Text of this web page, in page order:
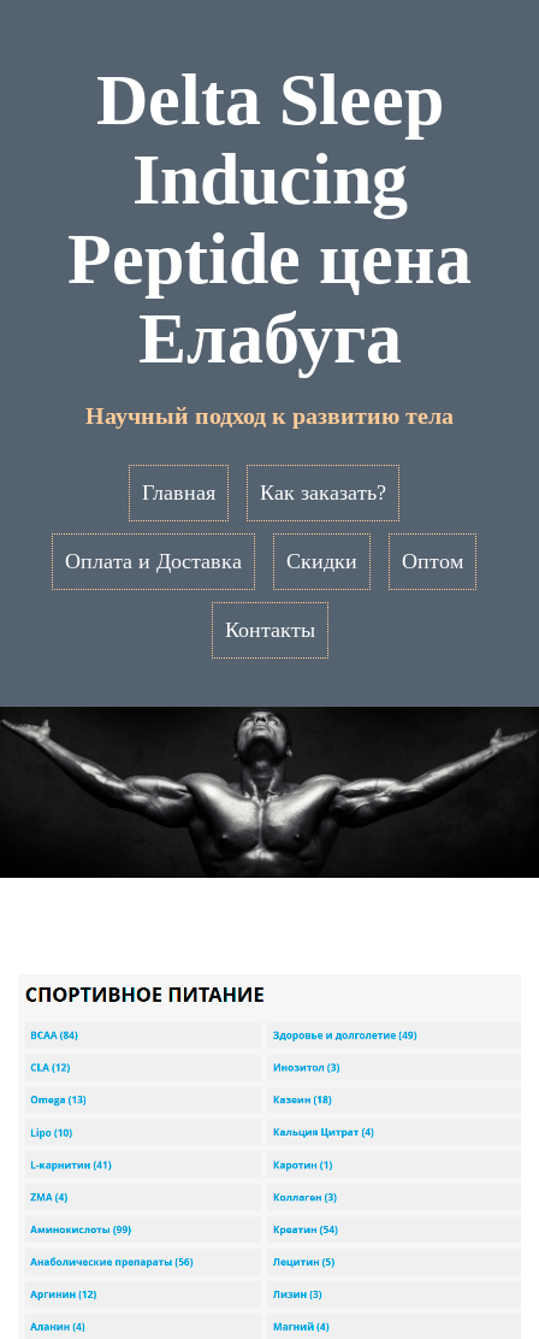
Delta Sleep
Inducing
Peptide цена
Елабуга
Научный подход к развитию тела
Главная Как заказать?
Оплата и Доставка Скидки Оптом
Контакты